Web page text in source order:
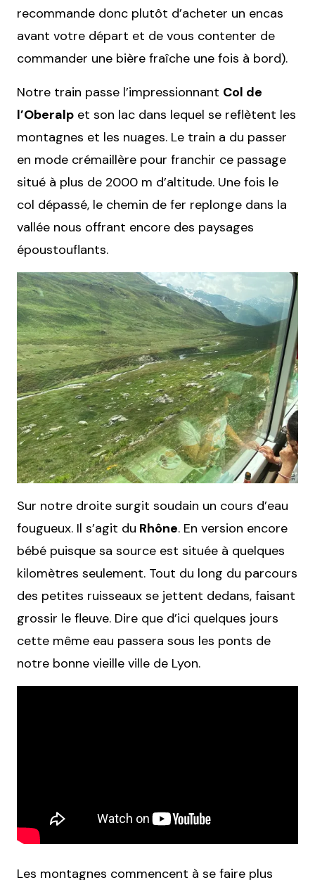
recommande donc plutôt d’acheter un encas
avant votre départ et de vous contenter de
commander une bière fraîche une fois à bord).
Notre train passe l’impressionnant Col de
l’Oberalp et son lac dans lequel se reflètent les
montagnes et les nuages. Le train a du passer
en mode crémaillère pour franchir ce passage
situé à plus de 2000 m d’altitude. Une fois le
col dépassé, le chemin de fer replonge dans la
vallée nous offrant encore des paysages
époustouflants.
Sur notre droite surgit soudain un cours d’eau
fougueux. Il s’agit du Rhône. En version encore
bébé puisque sa source est située à quelques
kilomètres seulement. Tout du long du parcours
des petites ruisseaux se jettent dedans, faisant
grossir le fleuve. Dire que d’ici quelques jours
cette même eau passera sous les ponts de
notre bonne vieille ville de Lyon.
Les montagnes commencent à se faire plus